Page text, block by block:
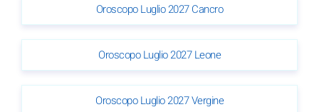
Oroscopo Luglio 2027 Cancro
Oroscopo Luglio 2027 Leone
Oroscopo Luglio 2027 Vergine